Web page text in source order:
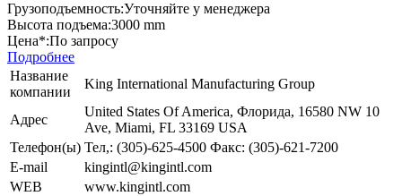
Грузоподъемность:Уточняйте у менеджера
Высота подъема:3000 mm
Цена*:По запросу
Подробнее
Название
компании
King International Manufacturing Group
Адрес
United States Of America, Флорида, 16580 NW 10
Ave, Miami, FL 33169 USA
Телефон(ы) Тел,: (305)-625-4500 Факс: (305)-621-7200
E-mail
kingintl@kingintl.com
WEB
www.kingintl.com